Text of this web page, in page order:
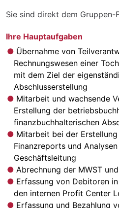
Sie sind direkt dem Gruppen-
Ihre Hauptaufgaben
Übernahme von
Rechnungswesen einer
mit dem Ziel der
Abschlusserstellung
Mitarbeit und wachsende
Erstellung der
finanzbuchhalterischen
Mitarbeit bei der
Finanzreports und
Geschäftsleitung
Abrechnung der MWST
Erfassung von Debitoren
den internen Profit Center
Erfassung und Bezahlung